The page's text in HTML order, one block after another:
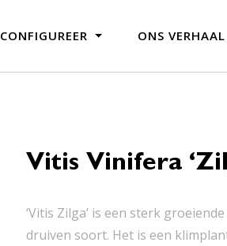
CONFIGUREER ONS VERHAAL
Vitis Vinifera
‘Vitis Zilga’ is een sterk
druiven soort. Het is een